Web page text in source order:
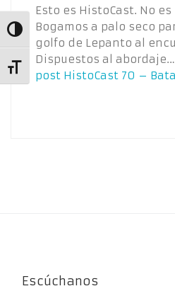
Alternar alto contraste
Alternar tamaño de letra
Esto es HistoCast. No
Bogamos a palo seco
golfo de Lepanto al
Dispuestos al abordaje…
post HistoCast 70 –
Escúchanos